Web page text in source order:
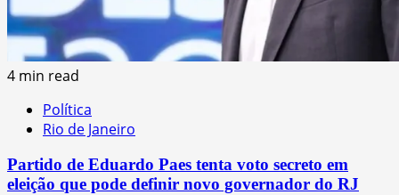
4 min read
Política
Rio de Janeiro
Partido de Eduardo Paes tenta voto secreto em
eleição que pode definir novo governador do RJ